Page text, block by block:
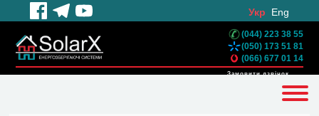
Укр Eng
(044) 223 38 55
(050) 173 51 81
(066) 677 01 14
Замовити дзвінок